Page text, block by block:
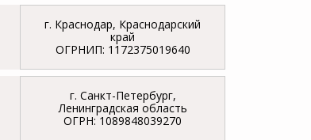
г. Краснодар, Краснодарский
край
ОГРНИП: 1172375019640
г. Санкт-Петербург,
Ленинградская область
ОГРН: 1089848039270